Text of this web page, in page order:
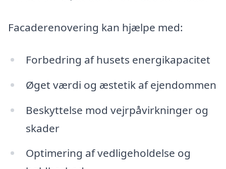
Facaderenovering kan hjælpe med:
Forbedring af husets energikapacitet
Øget værdi og æstetik af ejendommen
Beskyttelse mod vejrpåvirkninger og
skader
Optimering af vedligeholdelse og